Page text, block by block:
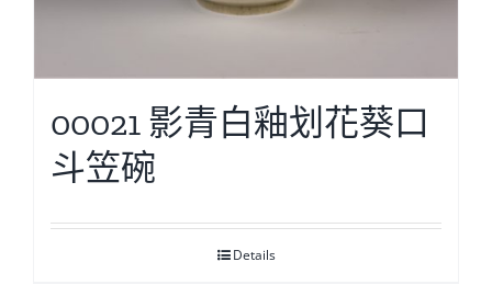
00021 影青白釉划花葵口
斗笠碗
Details